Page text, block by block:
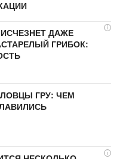
i
ДАЖЕ
ГРИБОК:
ГРУ: ЧЕМ
i